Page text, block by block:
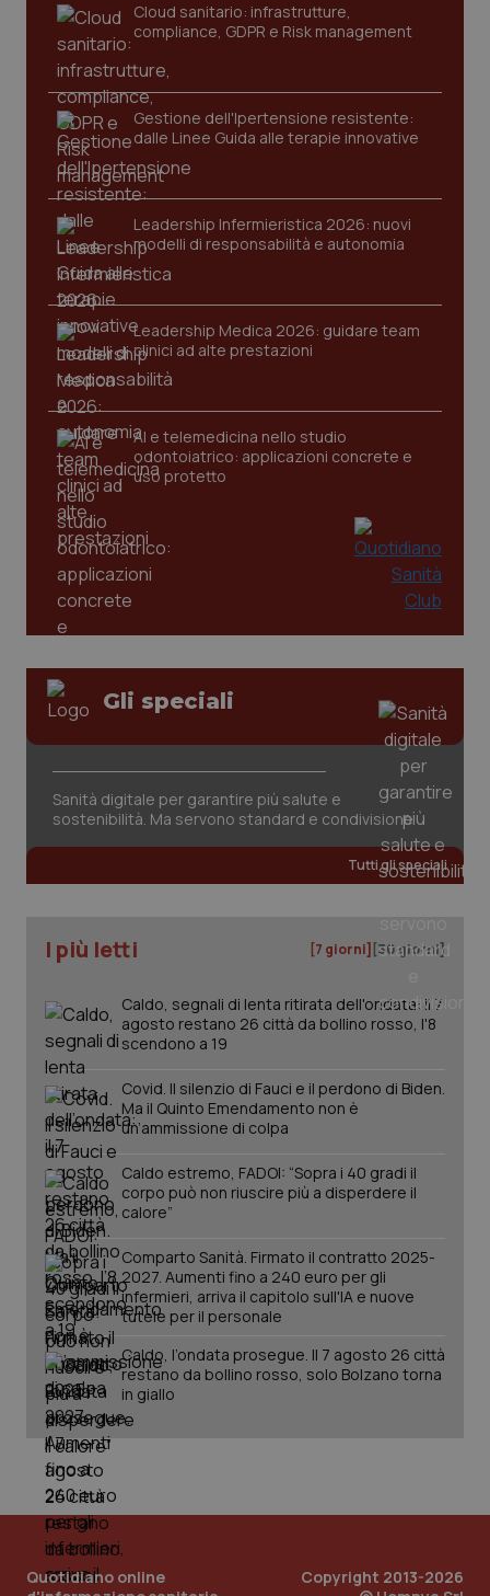
Cloud sanitario: infrastrutture,
compliance, GDPR e Risk management
Gestione dell'Ipertensione resistente:
dalle Linee Guida alle terapie innovative
Leadership Infermieristica 2026: nuovi
modelli di responsabilità e autonomia
Leadership Medica 2026: guidare team
clinici ad alte prestazioni
AI e telemedicina nello studio
odontoiatrico: applicazioni concrete e
uso protetto
Gli speciali
Sanità digitale per garantire più salute e
sostenibilità. Ma servono standard e condivisione
Tutti gli speciali
I più letti [7 giorni] [30 giorni]
Caldo, segnali di lenta ritirata dell'ondata: il 7
agosto restano 26 città da bollino rosso, l'8
scendono a 19
Covid. Il silenzio di Fauci e il perdono di Biden.
Ma il Quinto Emendamento non è
un’ammissione di colpa
Caldo estremo, FADOI: “Sopra i 40 gradi il
corpo può non riuscire più a disperdere il
calore”
Comparto Sanità. Firmato il contratto 2025-
2027. Aumenti fino a 240 euro per gli
infermieri, arriva il capitolo sull'IA e nuove
tutele per il personale
Caldo, l’ondata prosegue. Il 7 agosto 26 città
restano da bollino rosso, solo Bolzano torna
in giallo
Quotidiano online
Copyright 2013-2026
CookieScriptConsent
tracking-sites-ironfish-
tracking-enable
www.quotidianosanita.it
session-id
_ga
Google LLC
.quotidianosanita.it
PHPSESSID
PHP.net
www.quotidianosanita.it